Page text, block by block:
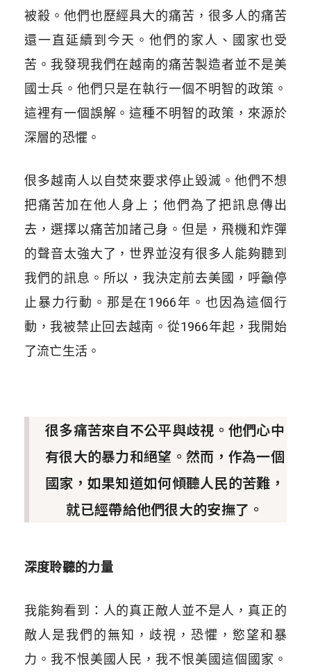
被殺。他們也歷經具大的痛苦，很多人的痛苦
還一直延續到今天。他們的家人、國家也受
苦。我發現我們在越南的痛苦製造者並不是美
國士兵。他們只是在執行一個不明智的政策。
這裡有一個誤解。這種不明智的政策，來源於
深層的恐懼。
佷多越南人以自焚來要求停止毀滅。他們不想
把痛苦加在他人身上；他們為了把訊息傳出
去，選擇以痛苦加諸己身。但是，飛機和炸彈
的聲音太強大了，世界並沒有很多人能夠聽到
我們的訊息。所以，我決定前去美國，呼籲停
止暴力行動。那是在1966年。也因為這個行
動，我被禁止回去越南。從1966年起，我開始
了流亡生活。
很多痛苦來自不公平與歧視。他們心中
有很大的暴力和絕望。然而，作為一個
國家，如果知道如何傾聽人民的苦難，
就已經帶給他們很大的安撫了。
深度聆聽的力量
我能夠看到：人的真正敵人並不是人，真正的
敵人是我們的無知，歧視，恐懼，慾望和暴
力。我不恨美國人民，我不恨美國這個國家。